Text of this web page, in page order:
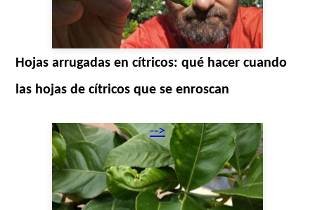
Hojas arrugadas en cítricos: qué hacer cuando
las hojas de cítricos que se enroscan
-->